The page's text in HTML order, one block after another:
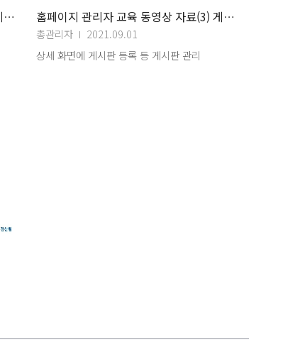
홈페이지 관리자 교육 동영상 자료(4) 메인페이지관리 홈페이지 관리자 교육 동영상 자료(3) 게시판관리
총관리자
2021.09.01
상세 화면에 게시판 등록 등 게시판 관리